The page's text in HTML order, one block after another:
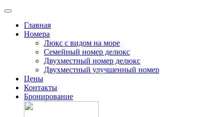
Skip
contentГлавная
Номера
Люкс с видом на море
Семейный номер делюкс
Двухместный номер делюкс
Двухместный улучшенный номер
Цены
Контакты
Бронирование